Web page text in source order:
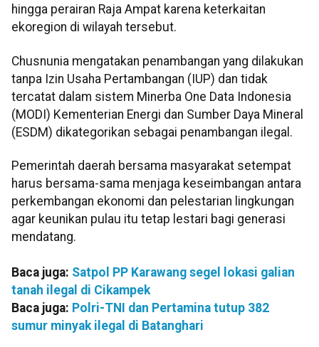
hingga perairan Raja Ampat karena keterkaitan
ekoregion di wilayah tersebut.
Chusnunia mengatakan penambangan yang dilakukan
tanpa Izin Usaha Pertambangan (IUP) dan tidak
tercatat dalam sistem Minerba One Data Indonesia
(MODI) Kementerian Energi dan Sumber Daya Mineral
(ESDM) dikategorikan sebagai penambangan ilegal.
Pemerintah daerah bersama masyarakat setempat
harus bersama-sama menjaga keseimbangan antara
perkembangan ekonomi dan pelestarian lingkungan
agar keunikan pulau itu tetap lestari bagi generasi
mendatang.
Baca juga: Satpol PP Karawang segel lokasi galian
tanah ilegal di Cikampek
Baca juga: Polri-TNI dan Pertamina tutup 382
sumur minyak ilegal di Batanghari